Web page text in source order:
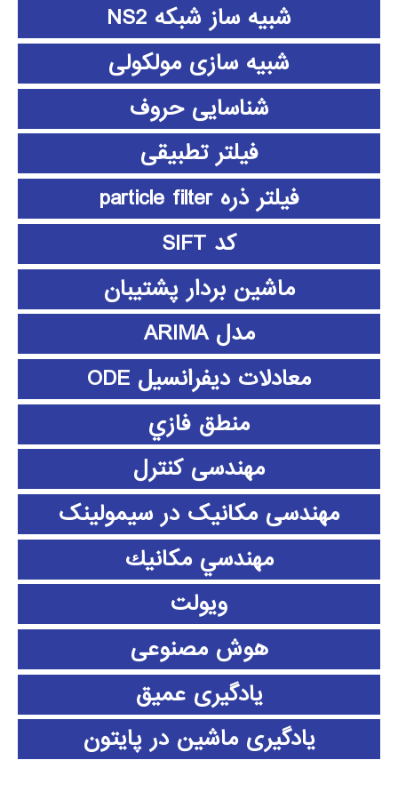
شبیه ساز شبکه NS2
شبیه سازی مولکولی
شناسایی حروف
فیلتر تطبیقی
فیلتر ذره particle filter
کد SIFT
ماشین بردار پشتیبان
مدل ARIMA
معادلات دیفرانسیل ODE
منطق فازي
مهندسی کنترل
مهندسی مکانیک در سیمولینک
مهندسي مكانيك
ویولت
هوش مصنوعی
یادگیری عمیق
یادگیری ماشین در پایتون